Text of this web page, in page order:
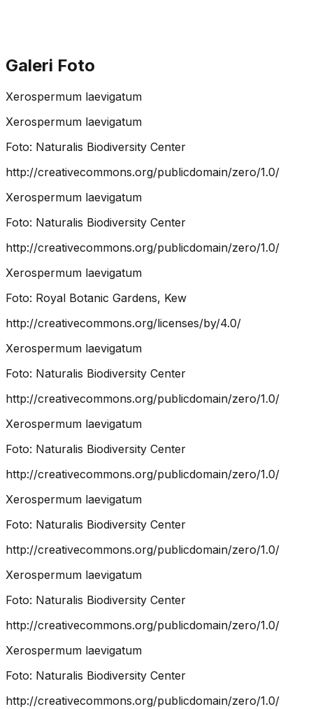
Galeri Foto
Xerospermum laevigatum
Xerospermum laevigatum
Foto: Naturalis Biodiversity Center
http://creativecommons.org/publicdomain/zero/1.0/
Xerospermum laevigatum
Foto: Naturalis Biodiversity Center
http://creativecommons.org/publicdomain/zero/1.0/
Xerospermum laevigatum
Foto: Royal Botanic Gardens, Kew
http://creativecommons.org/licenses/by/4.0/
Xerospermum laevigatum
Foto: Naturalis Biodiversity Center
http://creativecommons.org/publicdomain/zero/1.0/
Xerospermum laevigatum
Foto: Naturalis Biodiversity Center
http://creativecommons.org/publicdomain/zero/1.0/
Xerospermum laevigatum
Foto: Naturalis Biodiversity Center
http://creativecommons.org/publicdomain/zero/1.0/
Xerospermum laevigatum
Foto: Naturalis Biodiversity Center
http://creativecommons.org/publicdomain/zero/1.0/
Xerospermum laevigatum
Foto: Naturalis Biodiversity Center
http://creativecommons.org/publicdomain/zero/1.0/